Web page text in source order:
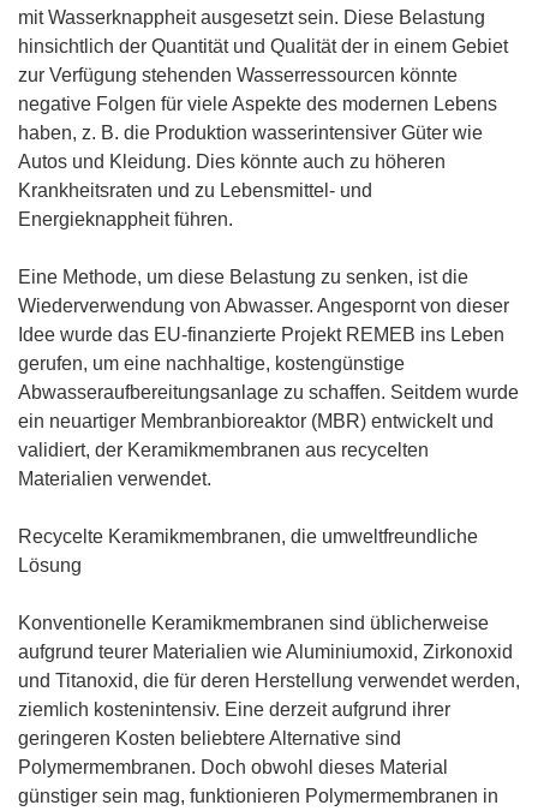
f
f
n
e
t
i
n
n
u
e
m
F
e
n
s
t
r
mit Wasserknappheit ausgesetzt sein. Diese Belastung
hinsichtlich der Quantität und Qualität der in einem Gebiet
zur Verfügung stehenden Wasserressourcen könnte
negative Folgen für viele Aspekte des modernen Lebens
haben, z. B. die Produktion wasserintensiver Güter wie
Autos und Kleidung. Dies könnte auch zu höheren
Krankheitsraten und zu Lebensmittel- und
Energieknappheit führen.
Eine Methode, um diese Belastung zu senken, ist die
Wiederverwendung von Abwasser. Angespornt von dieser
Idee wurde das EU-finanzierte Projekt REMEB ins Leben
gerufen, um eine nachhaltige, kostengünstige
Abwasseraufbereitungsanlage zu schaffen. Seitdem wurde
ein neuartiger Membranbioreaktor (MBR) entwickelt und
validiert, der Keramikmembranen aus recycelten
Materialien verwendet.
Recycelte Keramikmembranen, die umweltfreundliche
Lösung
Konventionelle Keramikmembranen sind üblicherweise
aufgrund teurer Materialien wie Aluminiumoxid, Zirkonoxid
und Titanoxid, die für deren Herstellung verwendet werden,
ziemlich kostenintensiv. Eine derzeit aufgrund ihrer
geringeren Kosten beliebtere Alternative sind
Polymermembranen. Doch obwohl dieses Material
günstiger sein mag, funktionieren Polymermembranen in